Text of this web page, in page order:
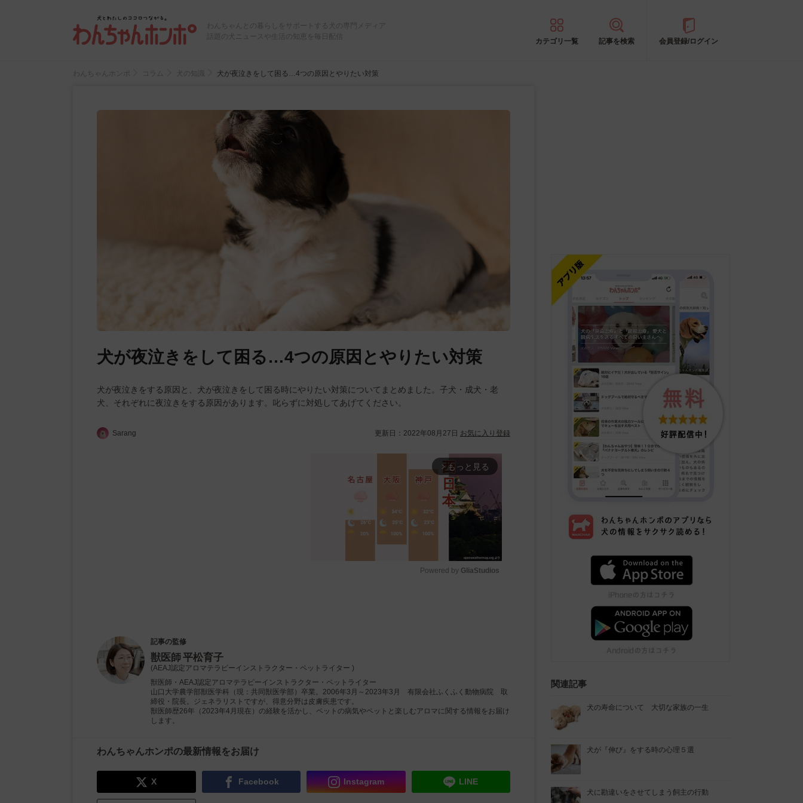
わんちゃんとの暮らしをサポートする犬の専門メディア
話題の犬ニュースや生活の知恵を毎日配信
カテゴリ一覧 記事を検索 会員登録/ログイン
わんちゃんホンポ コラム 犬の知識 犬が夜泣きをして困る…4つの原因とやりたい対策
犬が夜泣きをして困る…4つの原因とやりたい対策
犬が夜泣きをする原因と、犬が夜泣きをして困る時にやりたい対策についてまとめました。子犬・成犬・老
犬、それぞれに夜泣きをする原因があります。叱らずに対処してあげてください。
Sarang 更新日： 2022年08月27日 お気に入り登録
arrow_forward_ios もっと見る
Powered by GliaStudios
記事の監修
獣医師平松育子
(AEAJ認定アロマテラピーインストラクター・ペットライター )
獣医師・AEAJ認定アロマテラピーインストラクター・ペットライター
山口大学農学部獣医学科（現：共同獣医学部）卒業。2006年3月～2023年3月 有限会社ふくふく動物病院 取
締役・院長。ジェネラリストですが、得意分野は皮膚疾患です。
獣医師歴26年（2023年4月現在）の経験を活かし、ペットの病気やペットと楽しむアロマに関する情報をお届け
します。
わんちゃんホンポの最新情報をお届け
X Facebook Instagram LINE
関連記事
犬の寿命について 大切な家族の一生
犬が『伸び』をする時の心理５選
犬に勘違いをさせてしまう飼主の行動